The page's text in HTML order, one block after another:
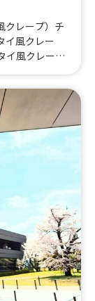
クレープ）チ
イ風クレー
イ風クレー
、タピオカ
ュース、ジン
パムおにぎ
イスコーヒ
、ホットワ
コス、レモ
ティー、レモ
き氷、タコ
ワークリーム
ーヤタコライ